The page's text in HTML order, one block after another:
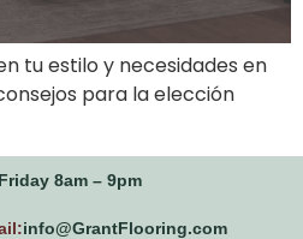
tu estilo y necesidades en
para la elección
8am – 9pm
info@GrantFlooring.com